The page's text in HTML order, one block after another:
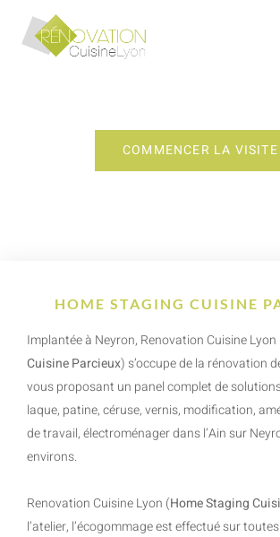
COMMENCER LA VISITE
HOME STAGING CUISINE
Implantée à Neyron, Renovation Cuisine Lyon
Cuisine Parcieux) s’occupe de la rénovation
vous proposant un panel complet de
laque, patine, céruse, vernis, modification,
de travail, électroménager dans l’Ain sur
environs.
Renovation Cuisine Lyon (Home Staging
l’atelier, l’écogommage est effectué sur